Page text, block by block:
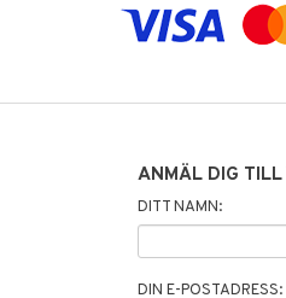
ANMÄL DIG
DITT NAMN:
DIN E-POSTADRESS: